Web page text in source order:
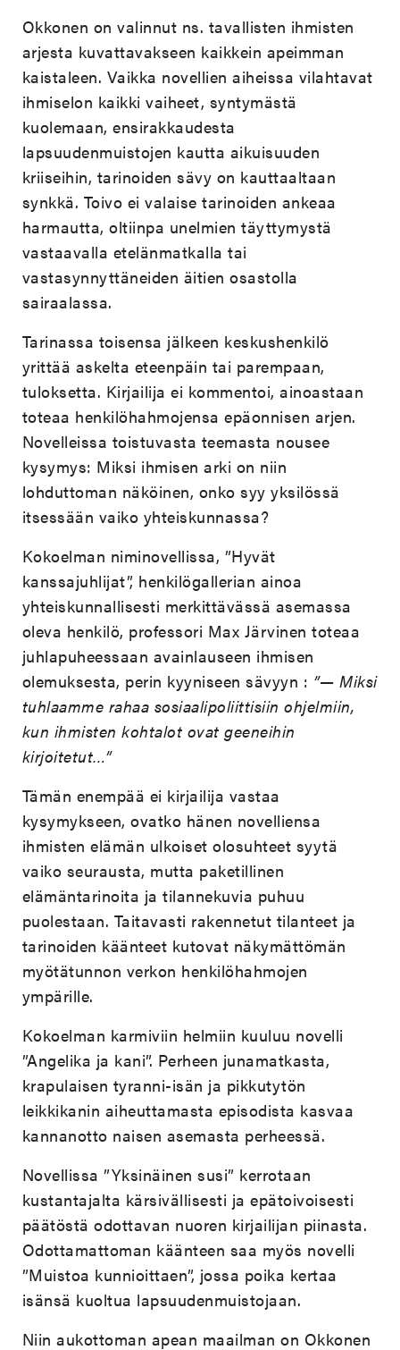
Okkonen on valinnut ns. tavallisten ihmisten
arjesta kuvattavakseen kaikkein apeimman
kaistaleen. Vaikka novellien aiheissa vilahtavat
ihmiselon kaikki vaiheet, syntymästä
kuolemaan, ensirakkaudesta
lapsuudenmuistojen kautta aikuisuuden
kriiseihin, tarinoiden sävy on kauttaaltaan
synkkä. Toivo ei valaise tarinoiden ankeaa
harmautta, oltiinpa unelmien täyttymystä
vastaavalla etelänmatkalla tai
vastasynnyttäneiden äitien osastolla
sairaalassa.
Tarinassa toisensa jälkeen keskushenkilö
yrittää askelta eteenpäin tai parempaan,
tuloksetta. Kirjailija ei kommentoi, ainoastaan
toteaa henkilöhahmojensa epäonnisen arjen.
Novelleissa toistuvasta teemasta nousee
kysymys: Miksi ihmisen arki on niin
lohduttoman näköinen, onko syy yksilössä
itsessään vaiko yhteiskunnassa?
Kokoelman niminovellissa, ”Hyvät
kanssajuhlijat”, henkilögallerian ainoa
yhteiskunnallisesti merkittävässä asemassa
oleva henkilö, professori Max Järvinen toteaa
juhlapuheessaan avainlauseen ihmisen
olemuksesta, perin kyyniseen sävyyn : ”— Miksi
tuhlaamme rahaa sosiaalipoliittisiin ohjelmiin,
kun ihmisten kohtalot ovat geeneihin
kirjoitetut…”
Tämän enempää ei kirjailija vastaa
kysymykseen, ovatko hänen novelliensa
ihmisten elämän ulkoiset olosuhteet syytä
vaiko seurausta, mutta paketillinen
elämäntarinoita ja tilannekuvia puhuu
puolestaan. Taitavasti rakennetut tilanteet ja
tarinoiden käänteet kutovat näkymättömän
myötätunnon verkon henkilöhahmojen
ympärille.
Kokoelman karmiviin helmiin kuuluu novelli
”Angelika ja kani”. Perheen junamatkasta,
krapulaisen tyranni-isän ja pikkutytön
leikkikanin aiheuttamasta episodista kasvaa
kannanotto naisen asemasta perheessä.
Novellissa ”Yksinäinen susi” kerrotaan
kustantajalta kärsivällisesti ja epätoivoisesti
päätöstä odottavan nuoren kirjailijan piinasta.
Odottamattoman käänteen saa myös novelli
”Muistoa kunnioittaen”, jossa poika kertaa
isänsä kuoltua lapsuudenmuistojaan.
Niin aukottoman apean maailman on Okkonen